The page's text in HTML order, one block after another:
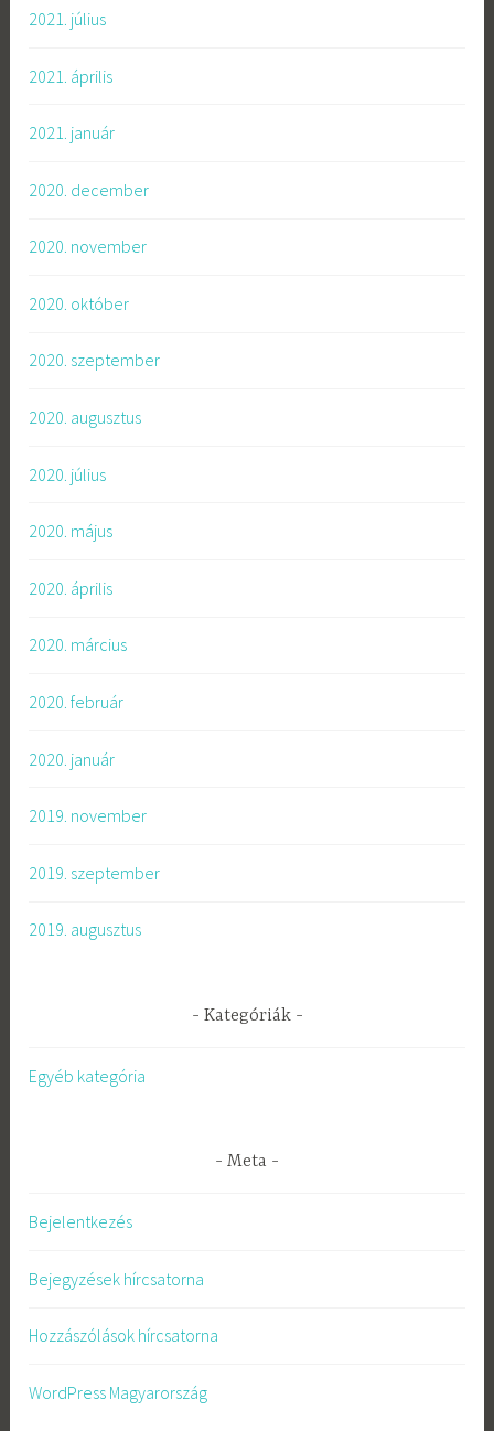
2021. július
2021. április
2021. január
2020. december
2020. november
2020. október
2020. szeptember
2020. augusztus
2020. július
2020. május
2020. április
2020. március
2020. február
2020. január
2019. november
2019. szeptember
2019. augusztus
Kategóriák
Egyéb kategória
Meta
Bejelentkezés
Bejegyzések hírcsatorna
Hozzászólások hírcsatorna
WordPress Magyarország